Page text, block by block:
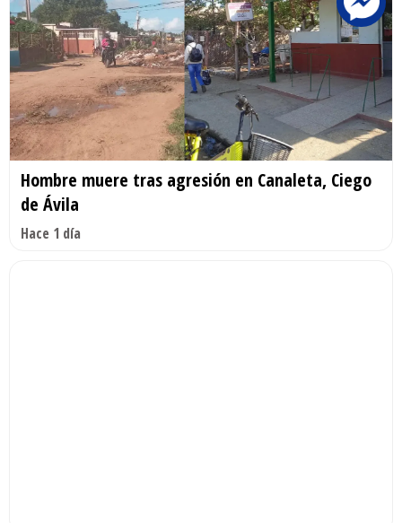
Hombre muere tras agresión en Canaleta, Ciego
de Ávila
Hace 1 día